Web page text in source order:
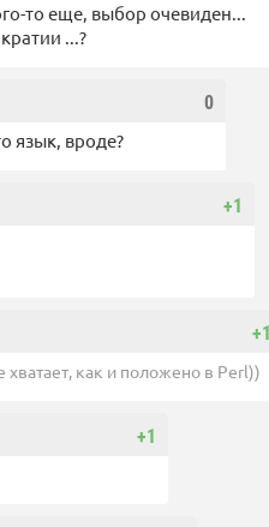
то еще, выбор очевиден...
...?
0
язык, вроде?
+1
+1
как и положено в Perl))
+1